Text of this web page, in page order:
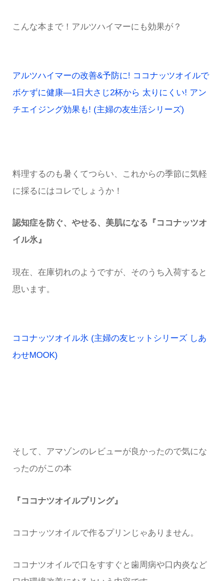
こんな本まで！アルツハイマーにも効果が？
アルツハイマーの改善&予防に! ココナッツオイルで
ボケずに健康―1日大さじ2杯から 太りにくい! アン
チエイジング効果も! (主婦の友生活シリーズ)
料理するのも暑くてつらい、これからの季節に気軽
に採るにはコレでしょうか！
認知症を防ぐ、やせる、美肌になる『ココナッツオ
イル氷』
現在、在庫切れのようですが、そのうち入荷すると
思います。
ココナッツオイル氷 (主婦の友ヒットシリーズ しあ
わせMOOK)
そして、アマゾンのレビューが良かったので気にな
ったのがこの本
『ココナツオイルプリング』
ココナッツオイルで作るプリンじゃありません。
ココナツオイルで口をすすぐと歯周病や口内炎など